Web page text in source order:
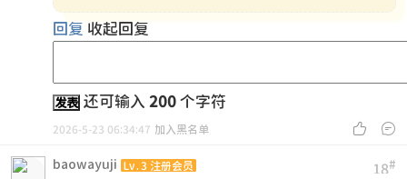
回复 收起回复
发表 还可输入 200 个字符
 
2026-5-23 06:34:47 加入黑名单
18#
baowayuji Lv.3 注册会员